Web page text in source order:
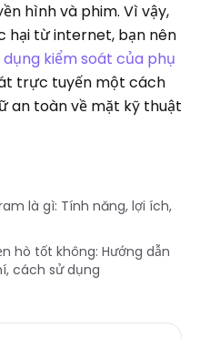
hình và phim. Vì vậy,
hại từ internet, bạn nên
kiểm soát của phụ
trực tuyến một cách
an toàn về mặt kỹ thuật
là gì: Tính năng, lợi ích,
hò tốt không: Hướng dẫn
cách sử dụng